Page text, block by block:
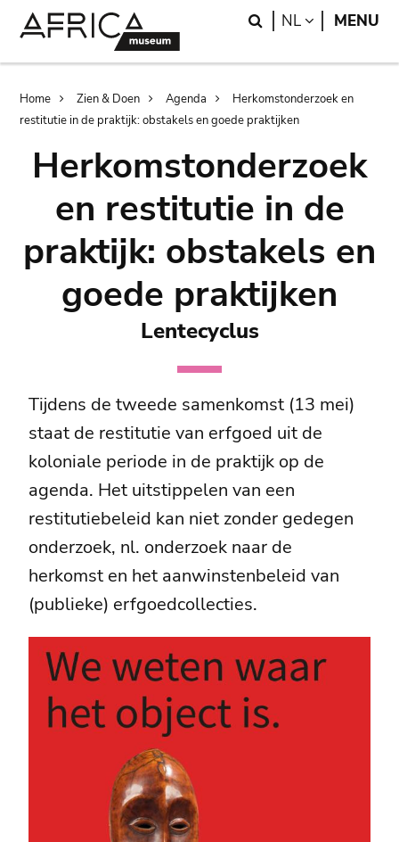
Search
NL LANGUAGE
MENU
Breadcrumb
Home Zien & Doen Agenda
Herkomstonderzoek en
restitutie in de praktijk: obstakels en goede praktijken
Herkomstonderzoek
en restitutie in de
praktijk: obstakels en
goede praktijken
Lentecyclus
Tijdens de tweede samenkomst (13 mei)
staat de restitutie van erfgoed uit de
koloniale periode in de praktijk op de
agenda. Het uitstippelen van een
restitutiebeleid kan niet zonder gedegen
onderzoek, nl. onderzoek naar de
herkomst en het aanwinstenbeleid van
(publieke) erfgoedcollecties.